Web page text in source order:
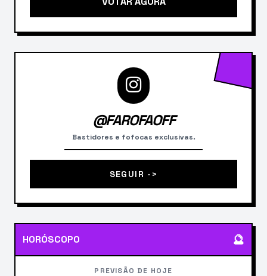
@FAROFAOFF
Bastidores e fofocas exclusivas.
SEGUIR ->
HORÓSCOPO 🔮
PREVISÃO DE HOJE